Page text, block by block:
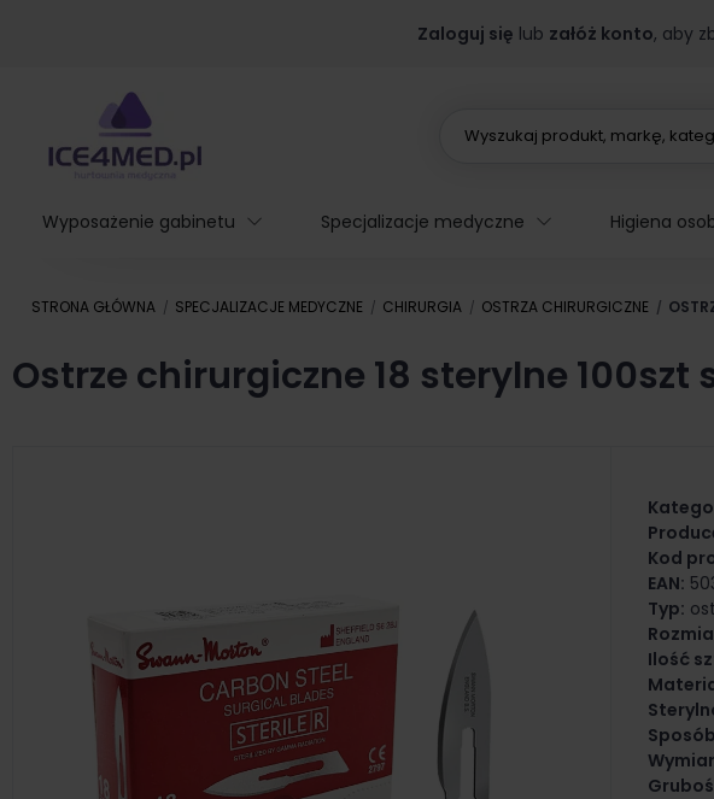
Zaloguj się lub załóż konto, aby
Wyposażenie gabinetu Specjalizacje medyczne Higiena
STRONA GŁÓWNA SPECJALIZACJE MEDYCZNE CHIRURGIA OSTRZA CHIRURGICZNE
Ostrze chirurgiczne 18 sterylne
Kod
EAN:
Typ:
Ilość